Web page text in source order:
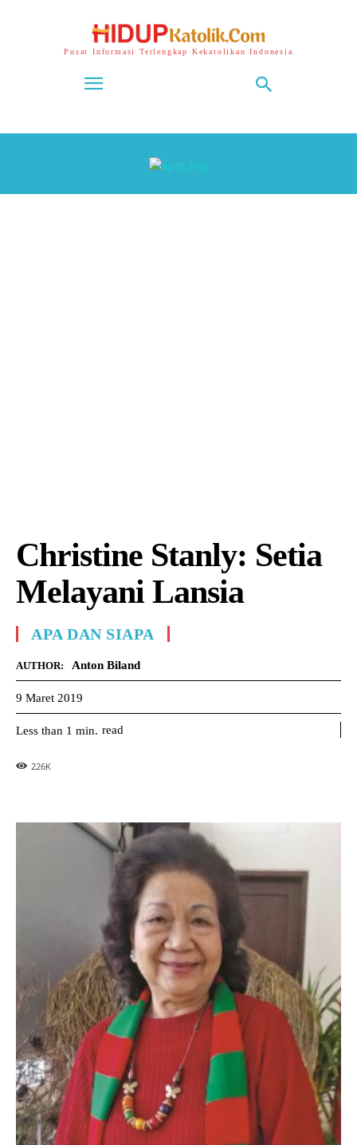
Pusat Informasi Terlengkap Kekatolikan Indonesia
Christine Stanly: Setia
Melayani Lansia
APA DAN SIAPA
AUTHOR: Anton Biland
9 Maret 2019
Less than 1 min. read
226K